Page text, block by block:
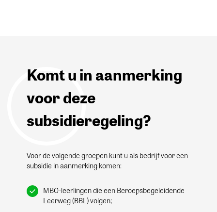
Komt u in aanmerking
voor deze
subsidieregeling?
Voor de volgende groepen kunt u als bedrijf voor een
subsidie in aanmerking komen:
MBO-leerlingen die een Beroepsbegeleidende
Leerweg (BBL) volgen;